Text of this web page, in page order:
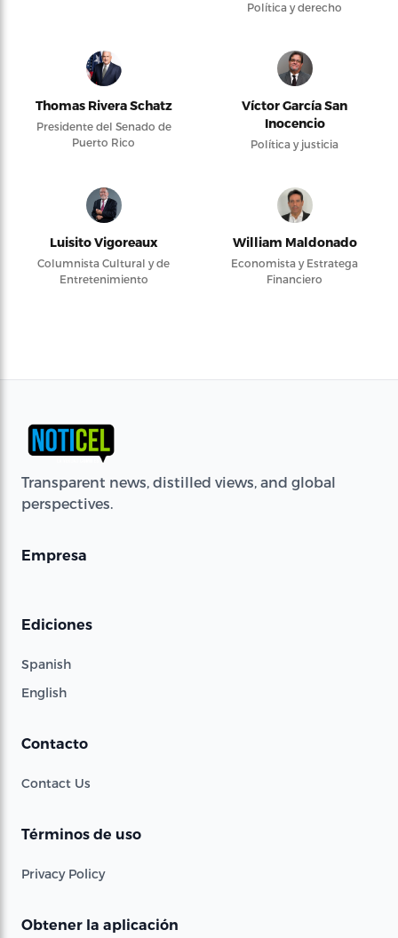
Política y derecho
Thomas Rivera Schatz
Presidente del Senado de
Puerto Rico
Víctor García San
Inocencio
Política y justicia
Luisito Vigoreaux
Columnista Cultural y de
Entretenimiento
William Maldonado
Economista y Estratega
Financiero
Transparent news, distilled views, and global
perspectives.
Empresa
Ediciones
Spanish
English
Contacto
Contact Us
Términos de uso
Privacy Policy
Obtener la aplicación